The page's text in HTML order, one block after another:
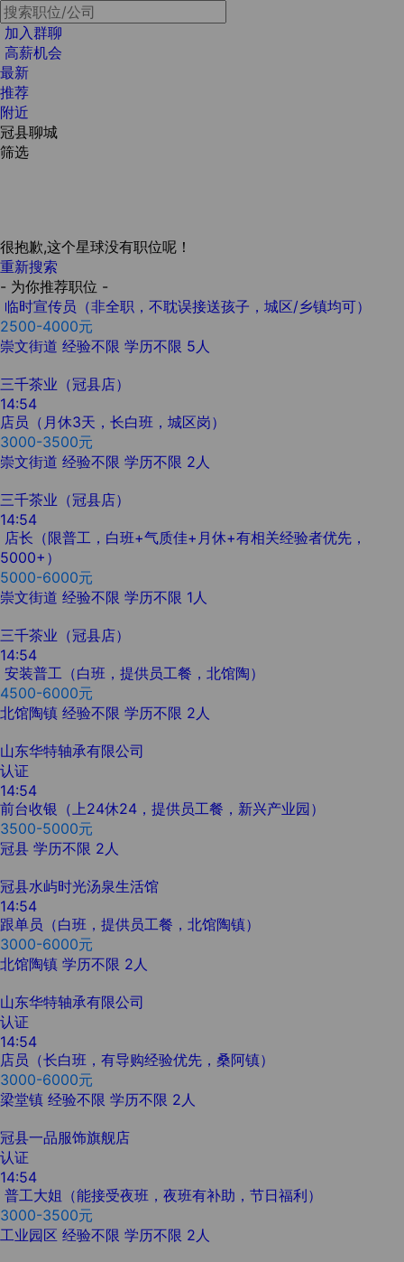
加入群聊
高薪机会
最新
推荐
附近
冠县聊城
筛选
很抱歉,这个星球没有职位呢！
重新搜索
- 为你推荐职位 -
临时宣传员（非全职，不耽误接送孩子，城区/乡镇均可）
2500-4000元
崇文街道 经验不限 学历不限 5人
三千茶业（冠县店）
14:54
店员（月休3天，长白班，城区岗）
3000-3500元
崇文街道 经验不限 学历不限 2人
三千茶业（冠县店）
14:54
店长（限普工，白班+气质佳+月休+有相关经验者优先，
5000+）
5000-6000元
崇文街道 经验不限 学历不限 1人
三千茶业（冠县店）
14:54
安装普工（白班，提供员工餐，北馆陶）
4500-6000元
北馆陶镇 经验不限 学历不限 2人
山东华特轴承有限公司
认证
14:54
前台收银（上24休24，提供员工餐，新兴产业园）
3500-5000元
冠县 学历不限 2人
冠县水屿时光汤泉生活馆
14:54
跟单员（白班，提供员工餐，北馆陶镇）
3000-6000元
北馆陶镇 学历不限 2人
山东华特轴承有限公司
认证
14:54
店员（长白班，有导购经验优先，桑阿镇）
3000-6000元
梁堂镇 经验不限 学历不限 2人
冠县一品服饰旗舰店
认证
14:54
普工大姐（能接受夜班，夜班有补助，节日福利）
3000-3500元
工业园区 经验不限 学历不限 2人